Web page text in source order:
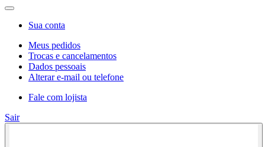
Sua conta
Meus pedidos
Trocas e cancelamentos
Dados pessoais
Alterar e-mail ou telefone
Fale com lojista
Sair